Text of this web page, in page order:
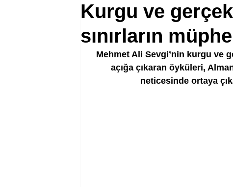
Kurgu ve
sınırların
Mehmet Ali Sevgi’nin kurgu ve
açığa çıkaran öyküleri,
neticesinde ortaya